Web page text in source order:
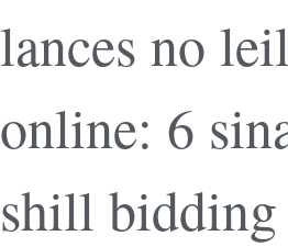
lances no
online: 6
shill bidding